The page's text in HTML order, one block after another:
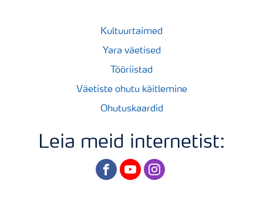
Kultuurtaimed
Yara väetised
Tööriistad
Väetiste ohutu käitlemine
Ohutuskaardid
Leia meid internetist:
facebookyoutubeinstagram